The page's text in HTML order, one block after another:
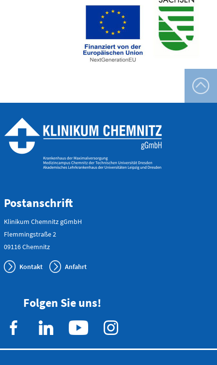
Postanschrift
Klinikum Chemnitz gGmbH
Flemmingstraße 2
09116 Chemnitz
Kontakt Anfahrt
Folgen Sie uns!